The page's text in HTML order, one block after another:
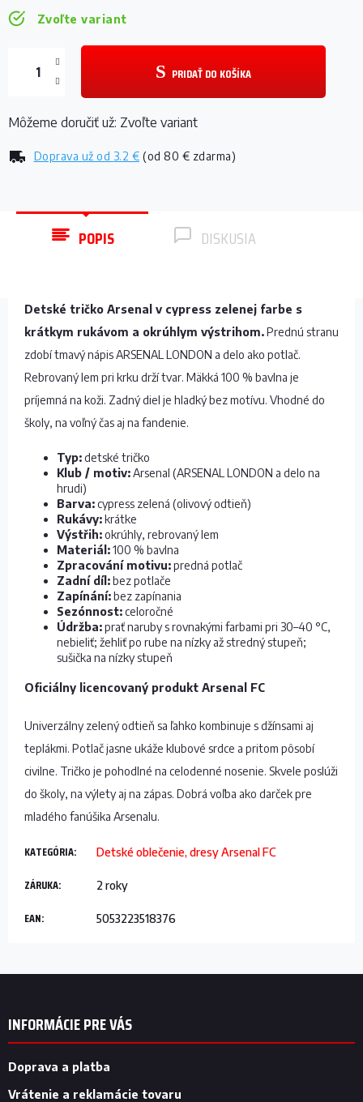
Zvoľte variant
Doprava už od 3.2 € (od 80 € zdarma)
PRIDAŤ DO KOŠÍKA
Môžeme doručiť už: Zvoľte variant
POPIS DISKUSIA
Detské tričko Arsenal v cypress zelenej farbe s
krátkym rukávom a okrúhlym výstrihom.Prednú stranu
zdobí tmavý nápis ARSENAL LONDON a delo ako potlač.
Rebrovaný lem pri krku drží tvar. Mäkká 100 % bavlna je
príjemná na koži. Zadný diel je hladký bez motívu. Vhodné do
školy, na voľný čas aj na fandenie.
Typ:detské tričko
Klub / motiv:Arsenal (ARSENAL LONDON a delo na
hrudi)
Barva:cypress zelená (olivový odtieň)
Rukávy:krátke
Výstřih:okrúhly, rebrovaný lem
Materiál:100 % bavlna
Zpracování motivu:predná potlač
Zadní díl:bez potlače
Zapínání:bez zapínania
Sezónnost:celoročné
Údržba:prať naruby s rovnakými farbami pri 30–40 °C,
nebieliť; žehliť po rube na nízky až stredný stupeň;
sušička na nízky stupeň
Oficiálny licencovaný produkt Arsenal FC
Univerzálny zelený odtieň sa ľahko kombinuje s džínsami aj
teplákmi. Potlač jasne ukáže klubové srdce a pritom pôsobí
civilne. Tričko je pohodlné na celodenné nosenie. Skvele poslúži
do školy, na výlety aj na zápas. Dobrá voľba ako darček pre
mladého fanúšika Arsenalu.
KATEGÓRIA: Detské oblečenie, dresy Arsenal FC
ZÁRUKA: 2 roky
EAN: 5053223518376
Z
INFORMÁCIE PRE VÁS
Doprava a platba
Vrátenie a reklamácie tovaru